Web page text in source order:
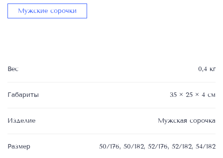
ткани/
пуговиц:
Мужские сорочки
Вес 0,4 кг
Габариты 35 × 25 × 4 см
Изделие Мужская сорочка
Размер 50/176, 50/182, 52/176, 52/182, 54/182